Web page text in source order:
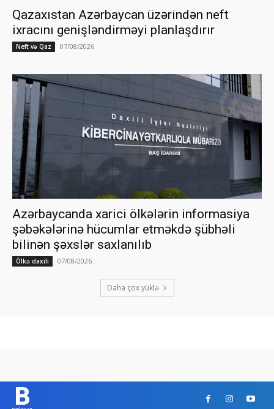
Qazaxıstan Azərbaycan üzərindən neft
ixracını genişləndirməyi planlaşdırır
Neft və Qaz 07/08/2026
Azərbaycanda xarici ölkələrin informasiya
şəbəkələrinə hücumlar etməkdə şübhəli
bilinən şəxslər saxlanılıb
Ölkə daxili 07/08/2026
Daha çox yüklə
B